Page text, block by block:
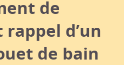
de
d’un
de bain